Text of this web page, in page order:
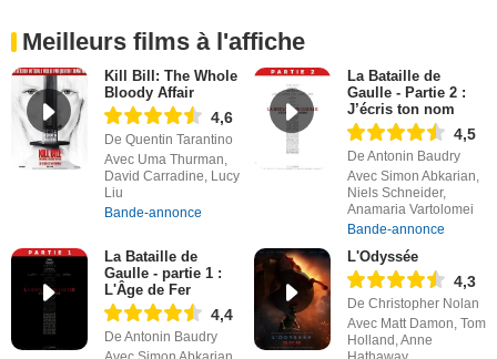
Meilleurs films à l'affiche
Kill Bill: The Whole
Bloody Affair
4,6
De Quentin Tarantino
Avec Uma Thurman,
David Carradine, Lucy
Liu
Bande-annonce
La Bataille de
Gaulle - Partie 2 :
J’écris ton nom
4,5
De Antonin Baudry
Avec Simon Abkarian,
Niels Schneider,
Anamaria Vartolomei
Bande-annonce
La Bataille de
Gaulle - partie 1 :
L'Âge de Fer
4,4
De Antonin Baudry
L'Odyssée
4,3
De Christopher Nolan
Avec Matt Damon, Tom
Holland, Anne